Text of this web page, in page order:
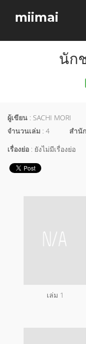
miimai
นัก
ผู้เขียน : SACHI MORI
จำนวนเล่ม : 4 สำนั
เรื่องย่อ : ยังไม่มีเรื่องย่อ
เล่ม 1